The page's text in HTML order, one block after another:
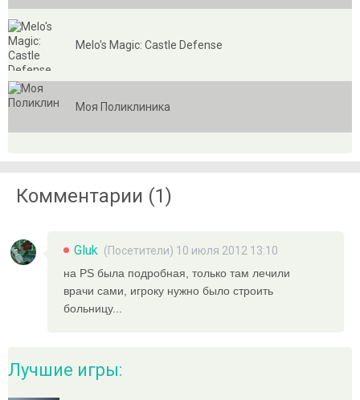
Melo's Magic: Castle Defense
Моя Поликлиника
Комментарии (1)
Gluk (Посетители) 10 июля 2012 13:10
на PS была подробная, только там лечили
врачи сами, игроку нужно было строить
больницу...
Лучшие игры: